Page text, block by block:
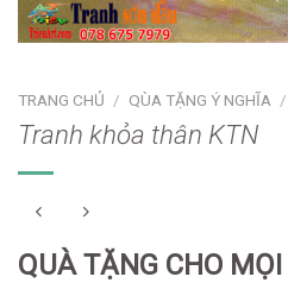
TRANG CHỦ / QÙA TẶNG Ý NGHĨA /
Tranh khỏa thân KTN
QUÀ TẶNG CHO